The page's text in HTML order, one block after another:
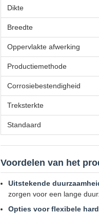
Dikte
Breedte
Oppervlakte afwerking
Productiemethode
Corrosiebestendigheid
Treksterkte
Standaard
Voordelen van het
Uitstekende
zorgen voor een lange
Opties voor flexibele